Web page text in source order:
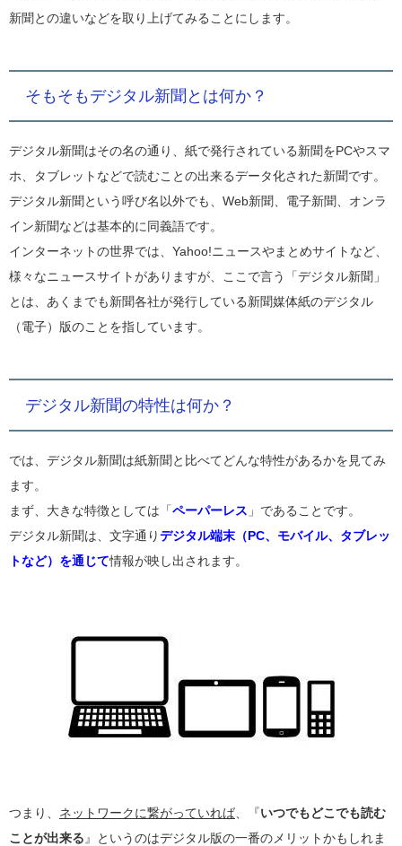
新聞との違いなどを取り上げてみることにします。
そもそもデジタル新聞とは何か？
デジタル新聞はその名の通り、紙で発行されている新聞をPCやスマ
ホ、タブレットなどで読むことの出来るデータ化された新聞です。
デジタル新聞という呼び名以外でも、Web新聞、電子新聞、オンラ
イン新聞などは基本的に同義語です。
インターネットの世界では、Yahoo!ニュースやまとめサイトなど、
様々なニュースサイトがありますが、ここで言う「デジタル新聞」
とは、あくまでも新聞各社が発行している新聞媒体紙のデジタル
（電子）版のことを指しています。
デジタル新聞の特性は何か？
では、デジタル新聞は紙新聞と比べてどんな特性があるかを見てみ
ます。
まず、大きな特徴としては「ペーパーレス 」であることです。
デジタル新聞は、文字通り デジタル端末（PC、モバイル、タブレッ
トなど）を通じて情報が映し出されます。
つまり、 ネットワークに繋がっていれば 、『 いつでもどこでも読む
ことが出来る 』というのはデジタル版の一番のメリットかもしれま